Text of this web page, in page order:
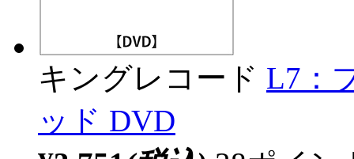
キングレコード L7：
ッド DVD